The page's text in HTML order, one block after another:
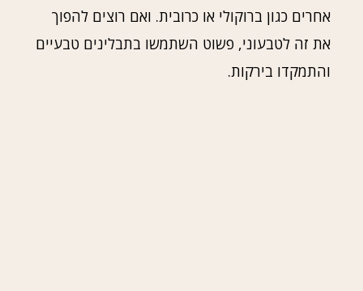
אחרים כגון ברוקולי או כרובית. ואם רוצים להפוך
את זה לטבעוני, פשוט השתמשו בתבלינים טבעיים
והתמקדו בירקות.